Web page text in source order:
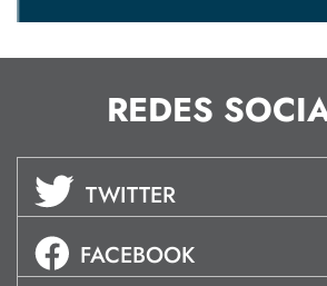
REDES
TWITTER
FACEBOOK